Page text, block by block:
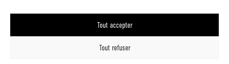
Tout accepter
Tout refuser
COPYRIGHT 1989-2022 Orchestre national de
Cannes. All rights reserved